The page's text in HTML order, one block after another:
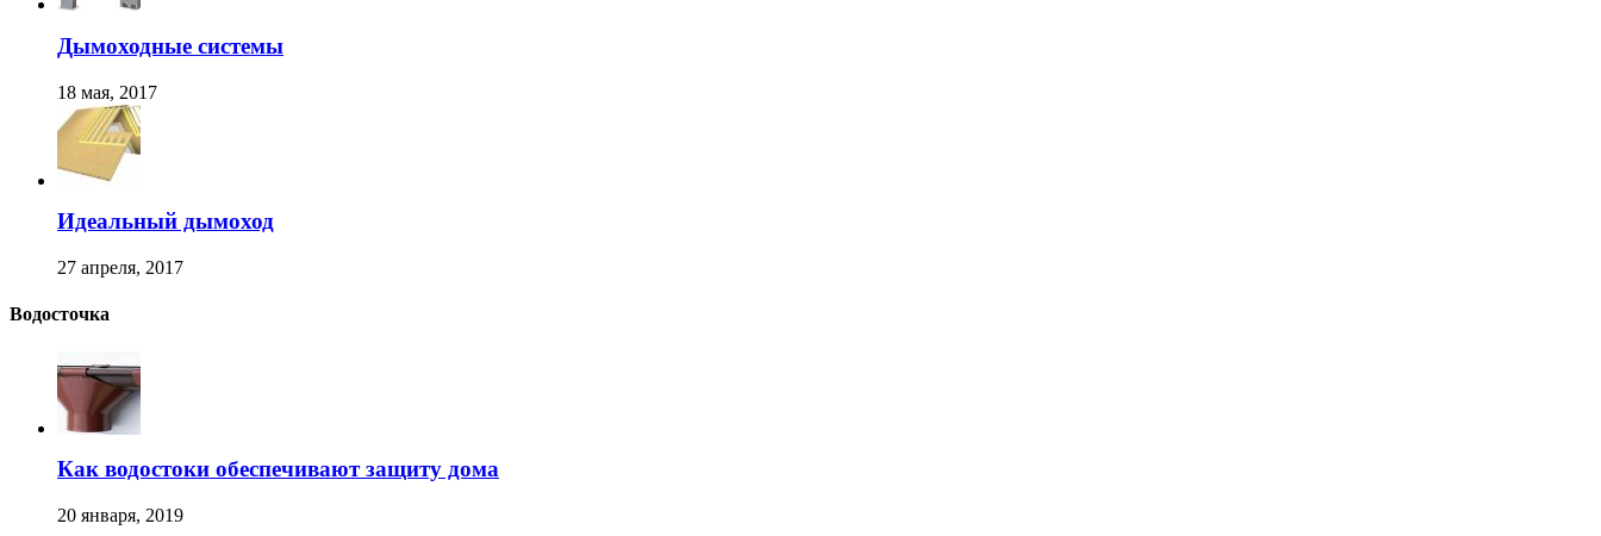
Дымоходные системы
18 мая, 2017
Идеальный дымоход
27 апреля, 2017
Водосточка
Как водостоки обеспечивают защиту дома
20 января, 2019